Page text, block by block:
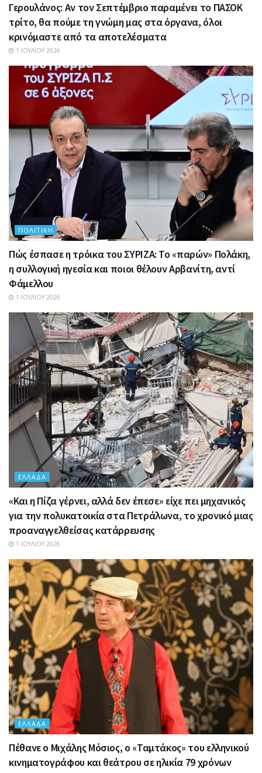
Γερουλάνος: Αν τον Σεπτέμβριο παραμένει το ΠΑΣΟΚ
τρίτο, θα πούμε τη γνώμη μας στα όργανα, όλοι
κρινόμαστε από τα αποτελέσματα
1 ΙΟΥΛΊΟΥ 2026
ΠΟΛΙΤΙΚΉ
Πώς έσπασε η τρόικα του ΣΥΡΙΖΑ: Το «παρών» Πολάκη,
η συλλογική ηγεσία και ποιοι θέλουν Αρβανίτη, αντί
Φάμελλου
1 ΙΟΥΛΊΟΥ 2026
ΕΛΛΆΔΑ
«Και η Πίζα γέρνει, αλλά δεν έπεσε» είχε πει μηχανικός
για την πολυκατοικία στα Πετράλωνα, το χρονικό μιας
προαναγγελθείσας κατάρρευσης
1 ΙΟΥΛΊΟΥ 2026
ΕΛΛΆΔΑ
Πέθανε ο Μιχάλης Μόσιος, ο «Ταμτάκος» του ελληνικού
κινηματογράφου και θεάτρου σε ηλικία 79 χρόνων